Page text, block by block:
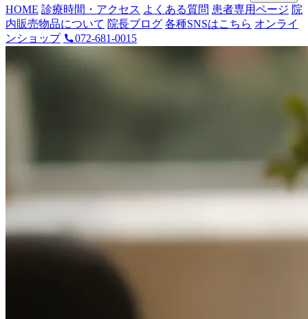
HOME 診療時間・アクセス よくある質問 患者専用ページ 院
内販売物品について 院長ブログ 各種SNSはこちら オンライ
ンショップ
072-681-0015